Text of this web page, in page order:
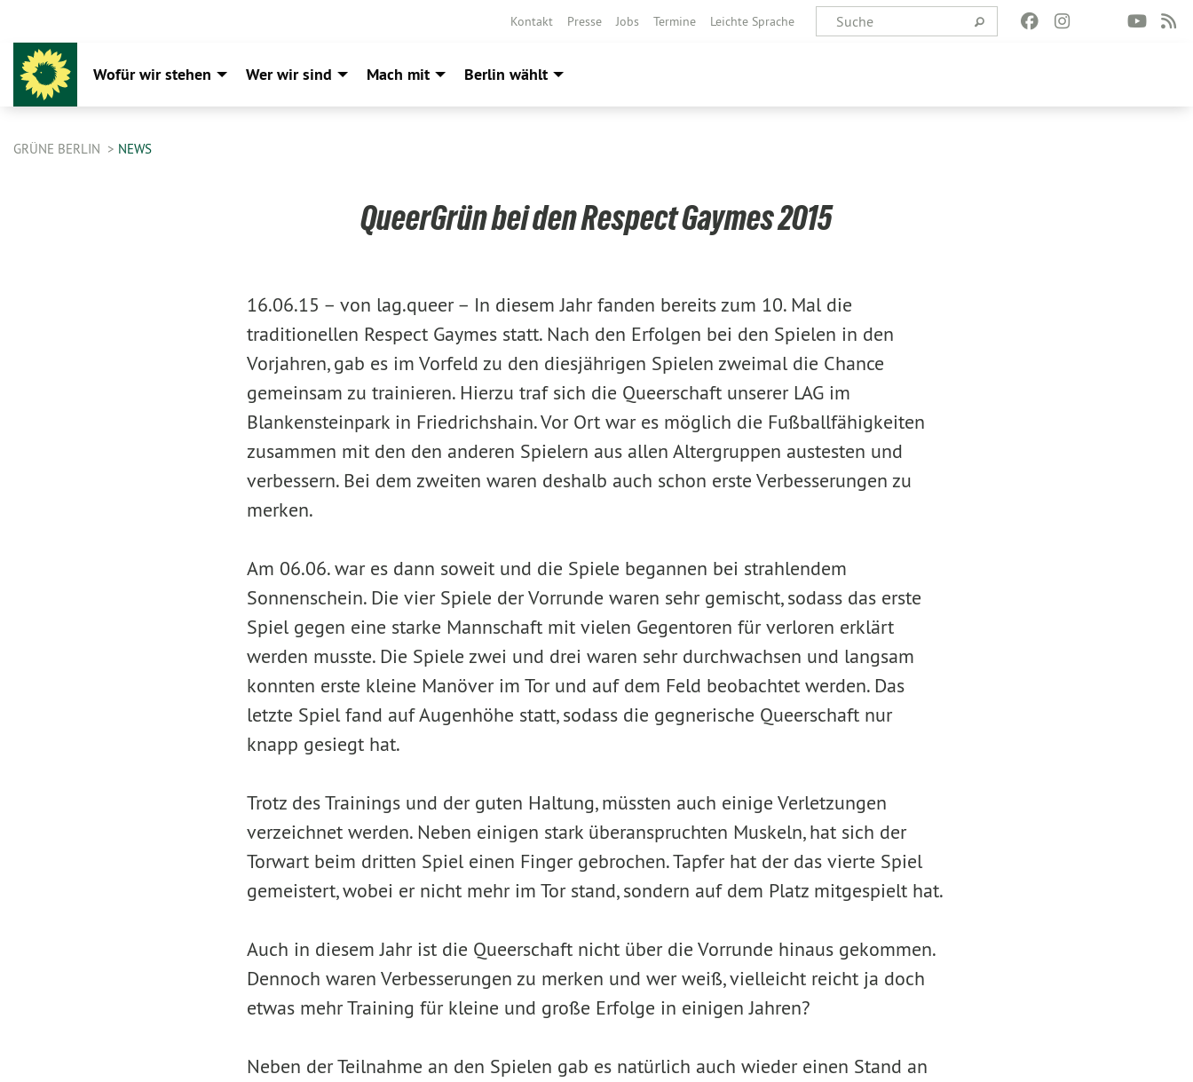
Kontakt Presse Jobs Termine Leichte Sprache
Wofür wir stehen Wer wir sind Mach mit Berlin wählt
GRÜNE BERLIN NEWS
QueerGrün bei den Respect Gaymes 2015
16.06.15 – von lag.queer – In diesem Jahr fanden bereits zum 10. Mal die
traditionellen Respect Gaymes statt. Nach den Erfolgen bei den Spielen in den
Vorjahren, gab es im Vorfeld zu den diesjährigen Spielen zweimal die Chance
gemeinsam zu trainieren. Hierzu traf sich die Queerschaft unserer LAG im
Blankensteinpark in Friedrichshain. Vor Ort war es möglich die Fußballfähigkeiten
zusammen mit den den anderen Spielern aus allen Altergruppen austesten und
verbessern. Bei dem zweiten waren deshalb auch schon erste Verbesserungen zu
merken.
Am 06.06. war es dann soweit und die Spiele begannen bei strahlendem
Sonnenschein. Die vier Spiele der Vorrunde waren sehr gemischt, sodass das erste
Spiel gegen eine starke Mannschaft mit vielen Gegentoren für verloren erklärt
werden musste. Die Spiele zwei und drei waren sehr durchwachsen und langsam
konnten erste kleine Manöver im Tor und auf dem Feld beobachtet werden. Das
letzte Spiel fand auf Augenhöhe statt, sodass die gegnerische Queerschaft nur
knapp gesiegt hat.
Trotz des Trainings und der guten Haltung, müssten auch einige Verletzungen
verzeichnet werden. Neben einigen stark überanspruchten Muskeln, hat sich der
Torwart beim dritten Spiel einen Finger gebrochen. Tapfer hat der das vierte Spiel
gemeistert, wobei er nicht mehr im Tor stand, sondern auf dem Platz mitgespielt hat.
Auch in diesem Jahr ist die Queerschaft nicht über die Vorrunde hinaus gekommen.
Dennoch waren Verbesserungen zu merken und wer weiß, vielleicht reicht ja doch
etwas mehr Training für kleine und große Erfolge in einigen Jahren?
Neben der Teilnahme an den Spielen gab es natürlich auch wieder einen Stand an